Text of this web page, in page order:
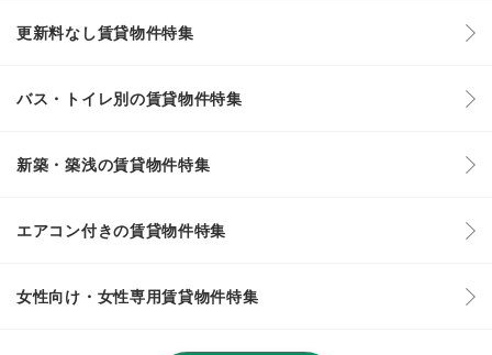
更新料なし賃貸物件特集
バス・トイレ別の賃貸物件特集
新築・築浅の賃貸物件特集
エアコン付きの賃貸物件特集
女性向け・女性専用賃貸物件特集